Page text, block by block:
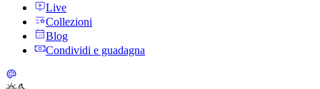
Live
Collezioni
Blog
Condividi e guadagna